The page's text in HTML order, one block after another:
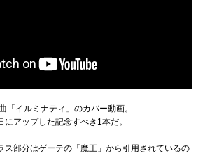
「イルミナティ」のカバー動画。
アップした記念すべき1本だ。
ス部分はゲーテの「魔王」から引用されているの